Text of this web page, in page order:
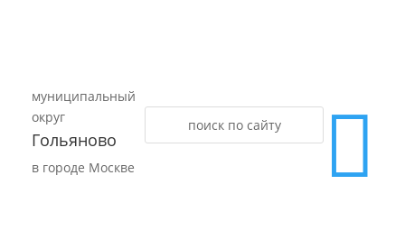
муниципальный
округ
Гольяново
в городе Москве 